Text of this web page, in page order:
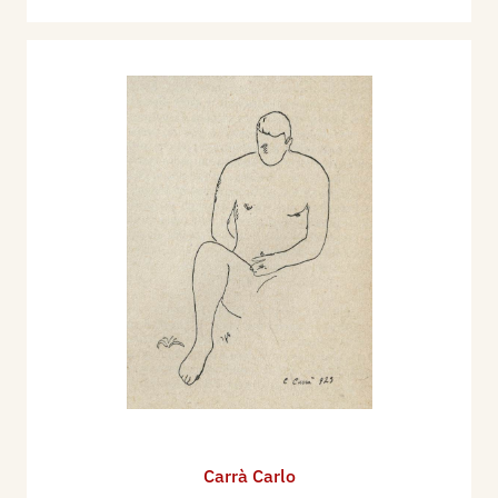
Internazionale d'Arte della Città di Venezia, con 5
Nel 1956 partecipa alla Esposizione
Internazionale d'Arte della Città di Venezia,
Presenze, con 1 dipinto
Nel 1960 partecipa alla Esposizione
Internazionale d'Arte della Città di Venezia,
Mostra Storica del Futurismo, con 9 dipinti
Nel 1968 figura alla Esposizione Internazionale
d'Arte della Città di Venezia, Quattro Maestri del
Primo Futurismo Italiano, con 6 dipinti, 1 collage
Domani, con 3 disegni
Carrà Carlo